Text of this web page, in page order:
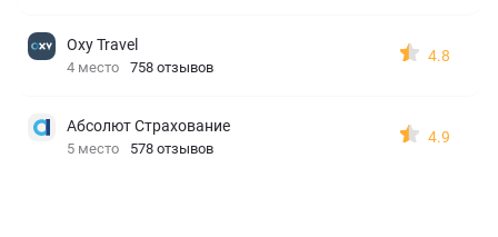
Oxy Travel
4 место 758 отзывов
4.8
Абсолют Страхование
5 место 578 отзывов
4.9